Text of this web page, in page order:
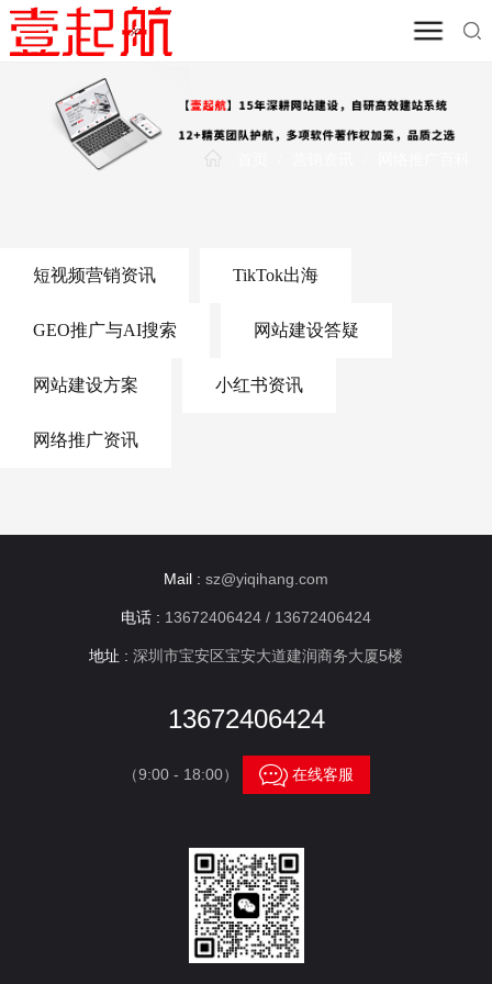
短视频营销资讯 TikTok出海
GEO推广与AI搜索 网站建设答疑
网站建设方案 小红书资讯
网络推广资讯
Mail : sz@yiqihang.com
电话 : 13672406424 / 13672406424
地址 : 深圳市宝安区宝安大道建润商务大厦5楼
13672406424
（9:00 - 18:00） 在线客服